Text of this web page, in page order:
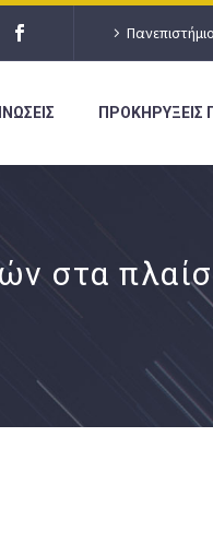
ΠΡΟΚΗΡΥΞΕΙΣ
στα